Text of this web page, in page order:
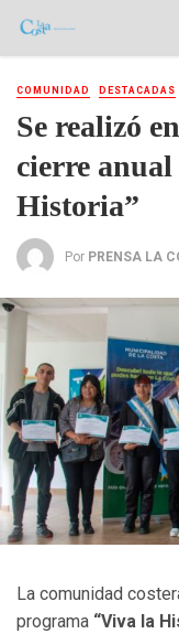
COMUNIDAD DESTACADAS
Se realizó
cierre
Historia”
Por PRENSA LA
La comunidad
programa “Viva la